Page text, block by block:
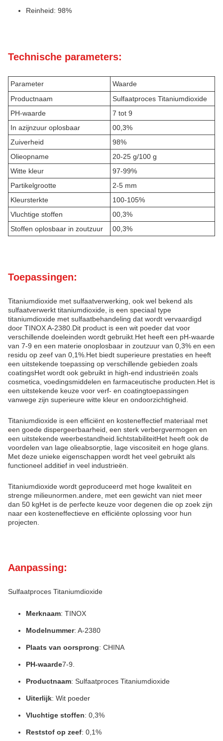
Reinheid: 98%
Technische parameters:
Parameter
Waarde
Productnaam
Sulfaatproces Titaniumdioxide
PH-waarde
7 tot 9
In azijnzuur oplosbaar
00,3%
Zuiverheid
98%
Olieopname
20-25 g/100 g
Witte kleur
97-99%
Partikelgrootte
2-5 mm
Kleursterkte
100-105%
Vluchtige stoffen
00,3%
Stoffen oplosbaar in zoutzuur
00,3%
Toepassingen:
Titaniumdioxide met sulfaatverwerking, ook wel bekend als
sulfaatverwerkt titaniumdioxide, is een speciaal type
titaniumdioxide met sulfaatbehandeling dat wordt vervaardigd
door TINOX A-2380.Dit product is een wit poeder dat voor
verschillende doeleinden wordt gebruikt.Het heeft een pH-waarde
van 7-9 en een materie onoplosbaar in zoutzuur van 0,3% en een
residu op zeef van 0,1%.Het biedt superieure prestaties en heeft
een uitstekende toepassing op verschillende gebieden zoals
coatingsHet wordt ook gebruikt in high-end industrieën zoals
cosmetica, voedingsmiddelen en farmaceutische producten.Het is
een uitstekende keuze voor verf- en coatingtoepassingen
vanwege zijn superieure witte kleur en ondoorzichtigheid.
Titaniumdioxide is een efficiënt en kosteneffectief materiaal met
een goede dispergeerbaarheid, een sterk verbergvermogen en
een uitstekende weerbestandheid.lichtstabiliteitHet heeft ook de
voordelen van lage olieabsorptie, lage viscositeit en hoge glans.
Met deze unieke eigenschappen wordt het veel gebruikt als
functioneel additief in veel industrieën.
Titaniumdioxide wordt geproduceerd met hoge kwaliteit en
strenge milieunormen.andere, met een gewicht van niet meer
dan 50 kgHet is de perfecte keuze voor degenen die op zoek zijn
naar een kosteneffectieve en efficiënte oplossing voor hun
projecten.
Aanpassing:
Sulfaatproces Titaniumdioxide
Merknaam: TINOX
Modelnummer: A-2380
Plaats van oorsprong: CHINA
PH-waarde7-9.
Productnaam: Sulfaatproces Titaniumdioxide
Uiterlijk: Wit poeder
Vluchtige stoffen: 0,3%
Reststof op zeef: 0,1%